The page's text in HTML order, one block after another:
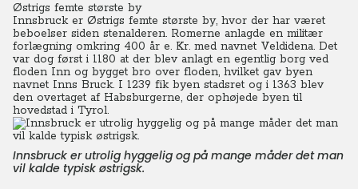
Østrigs femte største by
Innsbruck er Østrigs femte største by, hvor der har været
beboelser siden stenalderen. Romerne anlagde en militær
forlægning omkring 400 år e. Kr. med navnet Veldidena. Det
var dog først i 1180 at der blev anlagt en egentlig borg ved
floden Inn og bygget bro over floden, hvilket gav byen
navnet Inns Bruck. I 1239 fik byen stadsret og i 1363 blev
den overtaget af Habsburgerne, der ophøjede byen til
hovedstad i Tyrol.
Innsbruck er utrolig hyggelig og på mange måder det man
vil kalde typisk østrigsk.